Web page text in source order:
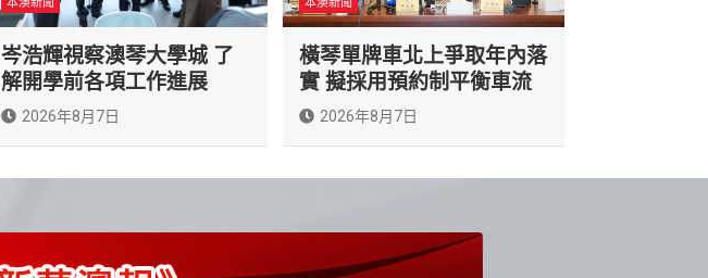
本澳新聞
岑浩輝視察澳琴大學城 了
解開學前各項工作進展
2026年8月7日
本澳新聞
橫琴單牌車北上爭取年內落
實 擬採用預約制平衡車流
2026年8月7日